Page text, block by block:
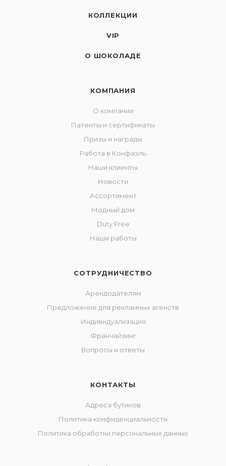
КОЛЛЕКЦИИ
VIP
О ШОКОЛАДЕ
КОМПАНИЯ
О компании
Патенты и сертификаты
Призы и награды
Работа в Конфаэль
Наши клиенты
Новости
Ассортимент
Модный дом
Duty Free
Наши работы
СОТРУДНИЧЕСТВО
Арендодателям
Предложение для рекламных агенств
Индивидуализация
Франчайзинг
Вопросы и ответы
КОНТАКТЫ
Адреса бутиков
Политика конфиденциальности
Политика обработки персональных данных